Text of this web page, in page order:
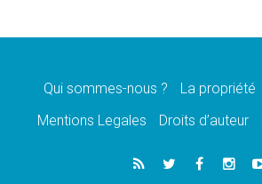
07.08.2026
07.08.2026
lancement des «dix jours
06.08.2026
Préparatifs des JMJ 2027 à
Qui sommes-nous ? La propriété
Mentions Legales
Droits d’auteur